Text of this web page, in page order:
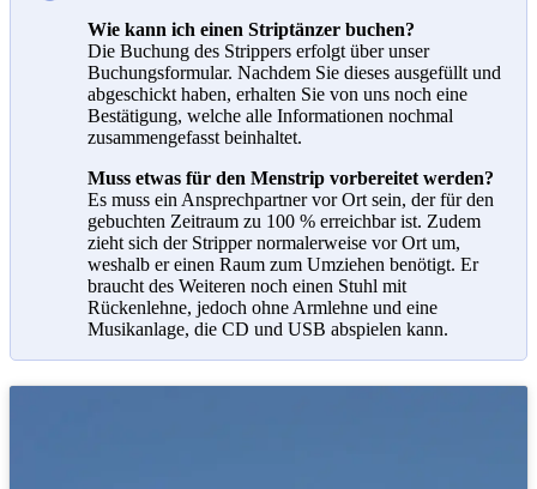
Wie kann ich einen Striptänzer buchen?
Die Buchung des Strippers erfolgt über unser
Buchungsformular. Nachdem Sie dieses ausgefüllt und
abgeschickt haben, erhalten Sie von uns noch eine
Bestätigung, welche alle Informationen nochmal
zusammengefasst beinhaltet.
Muss etwas für den Menstrip vorbereitet werden?
Es muss ein Ansprechpartner vor Ort sein, der für den
gebuchten Zeitraum zu 100 % erreichbar ist. Zudem
zieht sich der Stripper normalerweise vor Ort um,
weshalb er einen Raum zum Umziehen benötigt. Er
braucht des Weiteren noch einen Stuhl mit
Rückenlehne, jedoch ohne Armlehne und eine
Musikanlage, die CD und USB abspielen kann.